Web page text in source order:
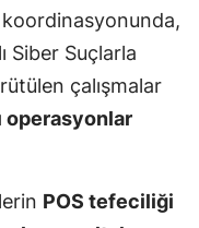
Kastamonu
Kayseri
Kırklareli
koordinasyonunda,
Siber Suçlarla
çalışmalar
operasyonlar
POS tefeciliği